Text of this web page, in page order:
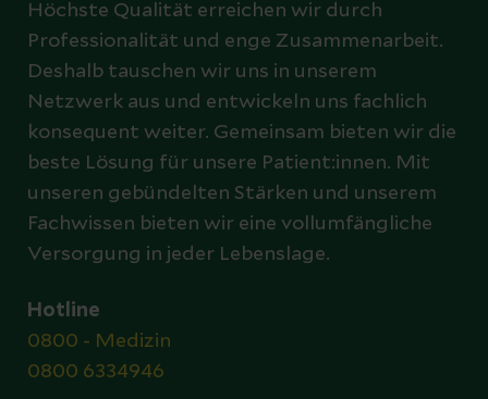
Höchste Qualität erreichen wir durch
Professionalität und enge Zusammenarbeit.
Deshalb tauschen wir uns in unserem
Netzwerk aus und entwickeln uns fachlich
konsequent weiter. Gemeinsam bieten wir die
beste Lösung für unsere Patient:innen. Mit
unseren gebündelten Stärken und unserem
Fachwissen bieten wir eine vollumfängliche
Versorgung in jeder Lebenslage.
Hotline
0800 - Medizin
0800 6334946